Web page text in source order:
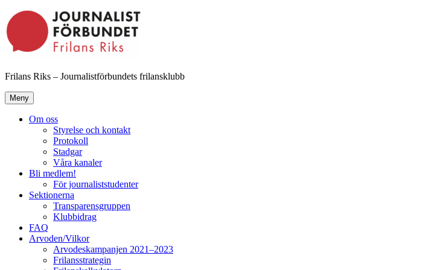
Hoppa
till
innehåll
Frilans Riks – Journalistförbundets frilansklubb
Meny
Om oss
Styrelse och kontakt
Protokoll
Stadgar
Våra kanaler
Bli medlem!
För journaliststudenter
Sektionerna
Transparensgruppen
Klubbidrag
FAQ
Arvoden/Vilkor
Arvodeskampanjen 2021–2023
Frilansstrategin